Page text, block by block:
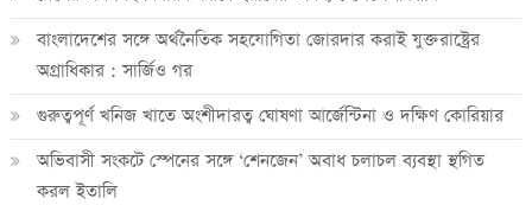
বাংলাদেশের সঙ্গে অর্থনৈতিক সহযোগিতা জোরদার করাই যুক্তরাষ্ট্রের
অগ্রাধিকার : সার্জিও গর
গুরুত্বপূর্ণ খনিজ খাতে অংশীদারত্ব ঘোষণা আর্জেন্টিনা ও দক্ষিণ কোরিয়ার
অভিবাসী সংকটে স্পেনের সঙ্গে ‘শেনজেন’ অবাধ চলাচল ব্যবস্থা স্থগিত
করল ইতালি